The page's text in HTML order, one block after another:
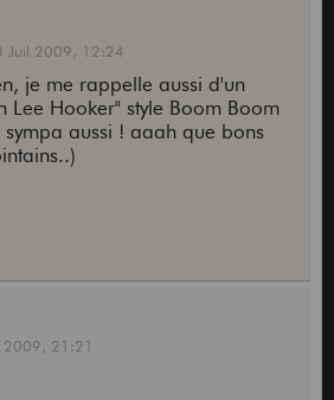
Juil 2009, 12:24
je me rappelle aussi d'un
Lee Hooker" style Boom Boom
aussi ! aaah que bons
2009, 21:21